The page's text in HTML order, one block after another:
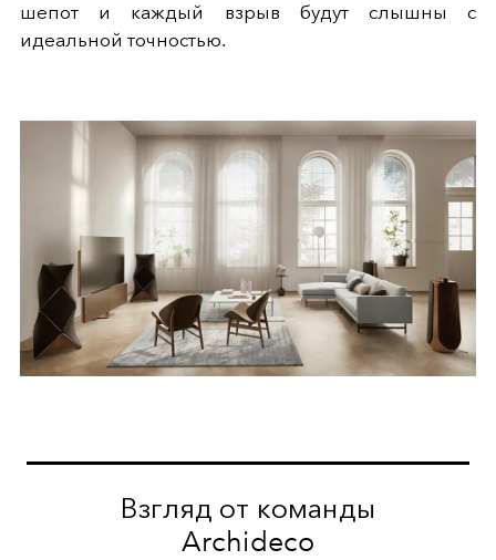
шепот и каждый взрыв будут слышны с
идеальной точностью.
Взгляд от команды
Archideco